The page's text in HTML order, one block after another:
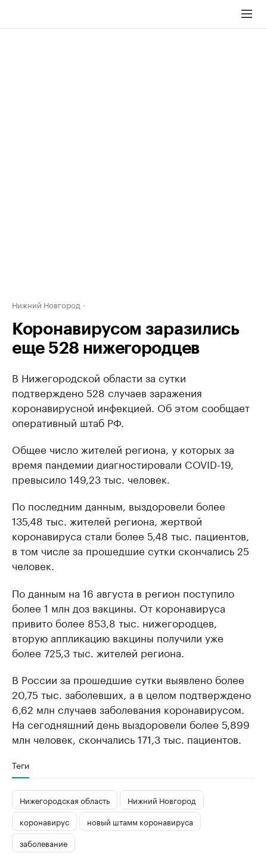
Нижний Новгород
Коронавирусом заразились
еще 528 нижегородцев
В Нижегородской области за сутки
подтверждено 528 случаев заражения
коронавирусной инфекцией. Об этом сообщает
оперативный штаб РФ.
Общее число жителей региона, у которых за
время пандемии диагностировали COVID-19,
превысило 149,23 тыс. человек.
По последним данным, выздоровели более
135,48 тыс. жителей региона, жертвой
коронавируса стали более 5,48 тыс. пациентов,
в том числе за прошедшие сутки скончались 25
человек.
По данным на 16 августа в регион поступило
более 1 млн доз вакцины. От коронавируса
привито более 853,8 тыс. нижегородцев,
вторую аппликацию вакцины получили уже
более 725,3 тыс. жителей региона.
В России за прошедшие сутки выявлено более
20,75 тыс. заболевших, а в целом подтверждено
6,62 млн случаев заболевания коронавирусом.
На сегодняшний день выздоровели более 5,899
млн человек, скончались 171,3 тыс. пациентов.
Теги
Нижегородская область
Нижний Новгород
коронавирус
новый штамм коронавируса
заболевание